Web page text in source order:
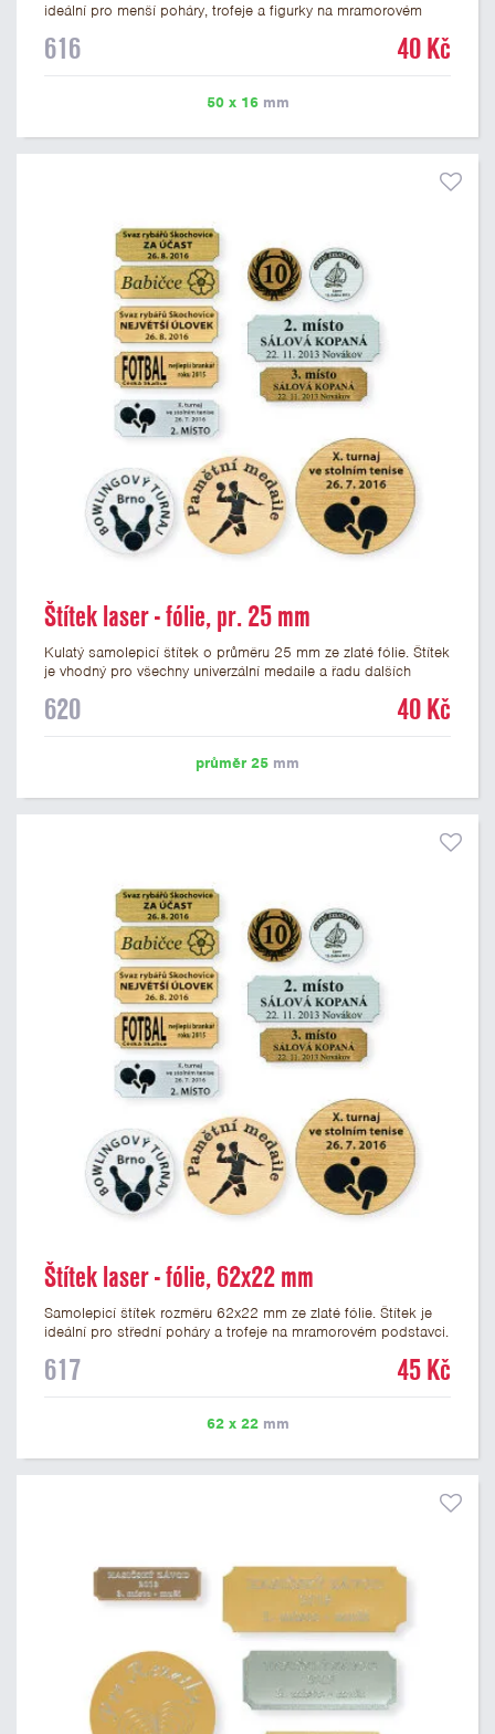
ideální pro menší poháry, trofeje a figurky na mramorovém
nebo text. U textu doporučujeme maximálně 3 řádky, aby byla
možné přiložit v prvním kroku objednávky.
616 40 Kč
50 x 16mm
Štítek laser - fólie, pr. 25 mm
Kulatý samolepicí štítek o průměru 25 mm ze zlaté fólie. Štítek
je vhodný pro všechny univerzální medaile a řadu dalších
štítek je možné laserem vypálit logo nebo text dle vašeho
620 40 Kč
průměr 25 mm
Štítek laser - fólie, 62x22 mm
Samolepicí štítek rozměru 62x22 mm ze zlaté fólie. Štítek je
ideální pro střední poháry a trofeje na mramorovém podstavci.
textu doporučujeme maximálně 3 řádky, aby byla zachována
prvním kroku objednávky.
617 45 Kč
62 x 22mm